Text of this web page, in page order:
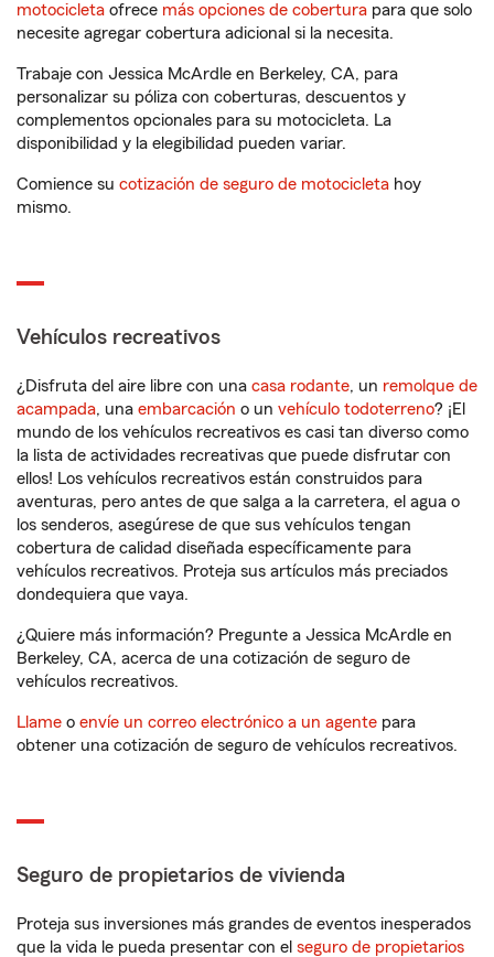
motocicleta ofrece más opciones de cobertura para que solo
necesite agregar cobertura adicional si la necesita.
Trabaje con Jessica McArdle en Berkeley, CA, para
personalizar su póliza con coberturas, descuentos y
complementos opcionales para su motocicleta. La
disponibilidad y la elegibilidad pueden variar.
Comience su cotización de seguro de motocicleta hoy
mismo.
Vehículos recreativos
¿Disfruta del aire libre con una casa rodante, un remolque de
acampada, una embarcación o un vehículo todoterreno? ¡El
mundo de los vehículos recreativos es casi tan diverso como
la lista de actividades recreativas que puede disfrutar con
ellos! Los vehículos recreativos están construidos para
aventuras, pero antes de que salga a la carretera, el agua o
los senderos, asegúrese de que sus vehículos tengan
cobertura de calidad diseñada específicamente para
vehículos recreativos. Proteja sus artículos más preciados
dondequiera que vaya.
¿Quiere más información? Pregunte a Jessica McArdle en
Berkeley, CA, acerca de una cotización de seguro de
vehículos recreativos.
Llame o envíe un correo electrónico a un agente para
obtener una cotización de seguro de vehículos recreativos.
Seguro de propietarios de vivienda
Proteja sus inversiones más grandes de eventos inesperados
que la vida le pueda presentar con el seguro de propietarios